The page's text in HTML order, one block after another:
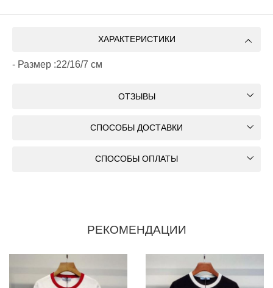
ХАРАКТЕРИСТИКИ
- Размер :22/16/7 см
ОТЗЫВЫ
СПОСОБЫ ДОСТАВКИ
СПОСОБЫ ОПЛАТЫ
РЕКОМЕНДАЦИИ